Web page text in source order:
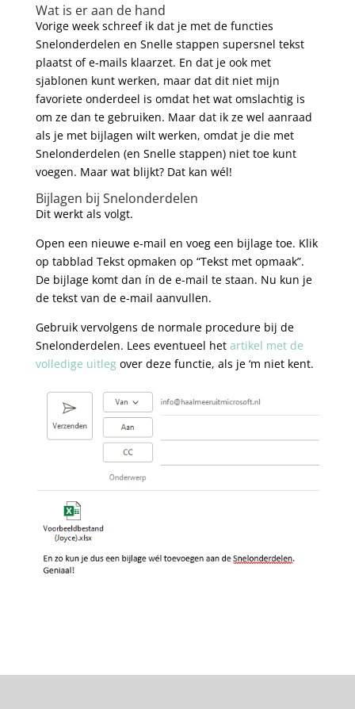
Wat is er aan de hand
Vorige week schreef ik dat je met de functies
Snelonderdelen en Snelle stappen supersnel tekst
plaatst of e-mails klaarzet. En dat je ook met
sjablonen kunt werken, maar dat dit niet mijn
favoriete onderdeel is omdat het wat omslachtig is
om ze dan te gebruiken. Maar dat ik ze wel aanraad
als je met bijlagen wilt werken, omdat je die met
Snelonderdelen (en Snelle stappen) niet toe kunt
voegen. Maar wat blijkt? Dat kan wél!
Bijlagen bij Snelonderdelen
Dit werkt als volgt.
Open een nieuwe e-mail en voeg een bijlage toe. Klik
op tabblad Tekst opmaken op “Tekst met opmaak”.
De bijlage komt dan ín de e-mail te staan. Nu kun je
de tekst van de e-mail aanvullen.
Gebruik vervolgens de normale procedure bij de
Snelonderdelen. Lees eventueel het artikel met de
volledige uitlegover deze functie, als je ‘m niet kent.